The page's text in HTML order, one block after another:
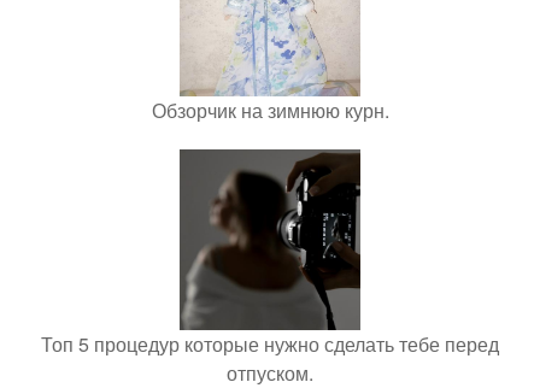
Обзорчик на зимнюю курн.
Топ 5 процедур которые нужно сделать тебе перед
отпуском.